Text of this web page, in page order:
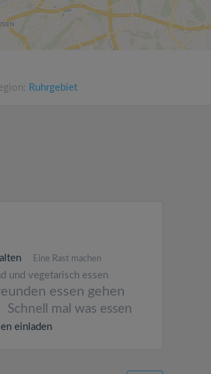
Ruhrgebiet
Eine Rast machen
und vegetarisch essen
essen gehen
Schnell mal was essen
einladen